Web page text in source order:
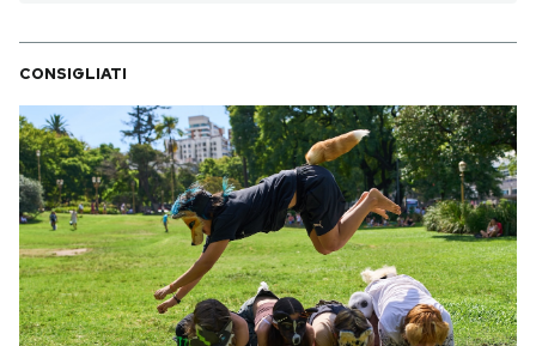
PODCAST
NEWSLETTER
I MIEI PREFERITI
SHOP
CONSIGLIATI